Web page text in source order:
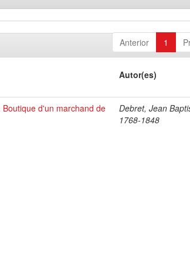
Anterior 1
Autor(es)
d'un marchand de
Debret, Jean
1768-1848